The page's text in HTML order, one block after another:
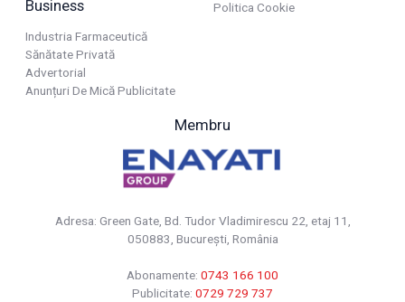
Business
Industria Farmaceutică
Sănătate Privată
Advertorial
Anunțuri De Mică Publicitate
Politica Cookie
Membru
Adresa: Green Gate, Bd. Tudor Vladimirescu 22, etaj 11,
050883, Bucureşti, România
Abonamente: 0743 166 100
Publicitate: 0729 729 737